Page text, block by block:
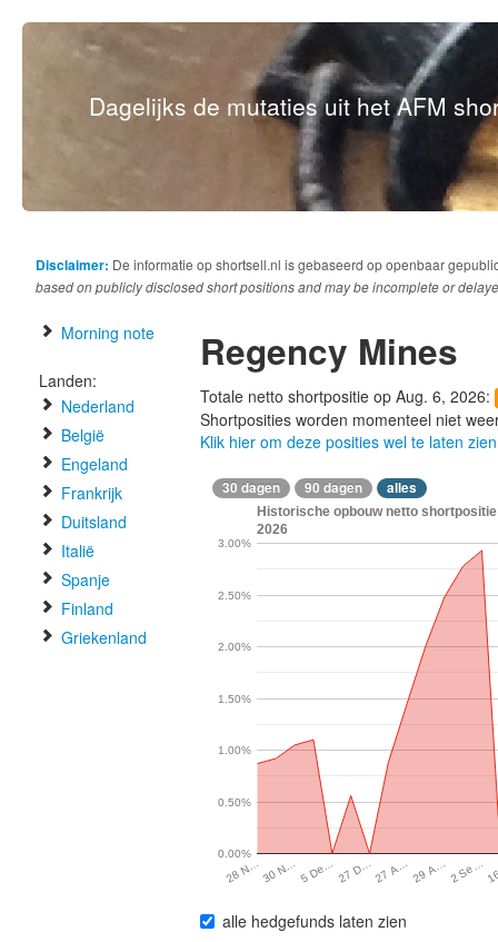
Dagelijks de mutaties uit het AFM
Disclaimer: De informatie op shortsell.nl is gebaseerd op openbaar
based on publicly disclosed short positions and may be incomplete or
Morning note
Landen:
Nederland
België
Engeland
Frankrijk
Duitsland
Italië
Spanje
Finland
Griekenland
Regency Mines
Totale netto shortpositie op Aug. 6, 2026:
Shortposities worden momenteel niet
Klik hier om deze posities wel te laten zien
30 dagen 90 dagen alles
Historische opbouw netto
2026
28 N…30 N…5 De…27 D…27 A…29 A…2 Se…
0.00%
0.50%
1.00%
1.50%
2.00%
2.50%
3.00%
alle hedgefunds laten zien